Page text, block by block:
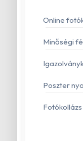
Online
Minőségi
Poszter